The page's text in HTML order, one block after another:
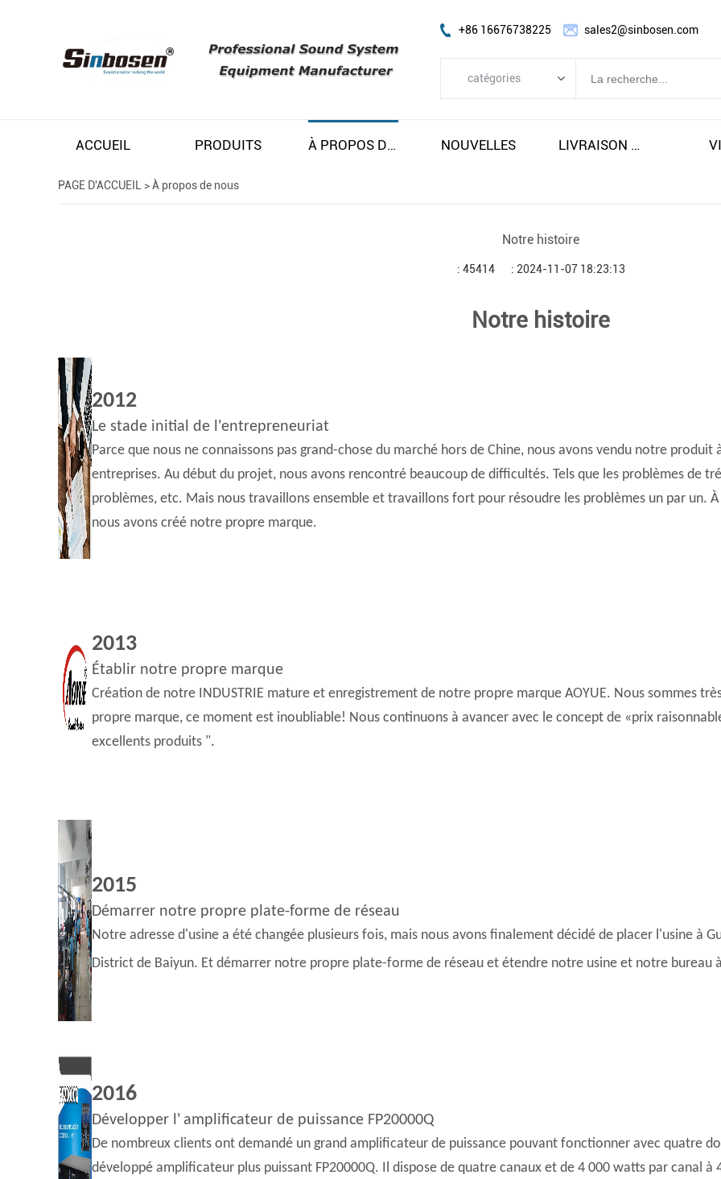
+86 16676738225 sales2@sinbosen.com
catégories
AMPLIFICATEUR FP
Haut-parleur coaxial
COMBINAISON AUDIO
ACCUEIL PRODUITS À PROPOS DE NOUS NOUVELLES LIVRAISON GRATUITE ET TAXES
PAGE D'ACCUEIL >À propos de nous
Notre histoire
: 45414 : 2024-11-07 18:23:13
Notre histoire
2012
Le stade initial de l'entrepreneuriat
Parce que nous ne connaissons pas grand-chose du marché hors de Chine, nous avons vendu notre
entreprises. Au début du projet, nous avons rencontré beaucoup de difficultés. Tels que les problèmes de
problèmes, etc. Mais nous travaillons ensemble et travaillons fort pour résoudre les problèmes un par un.
nous avons créé notre propre marque.
2013
Établir notre propre marque
Création de notre INDUSTRIE mature et enregistrement de notre propre marque AOYUE. Nous sommes
propre marque, ce moment est inoubliable! Nous continuons à avancer avec le concept de «prix
excellents produits ".
2015
Démarrer notre propre plate-forme de réseau
Notre adresse d'usine a été changée plusieurs fois, mais nous avons finalement décidé de placer l'usine à
District de Baiyun. Et démarrer notre propre plate-forme de réseau et étendre notre usine et notre bureau
2016
Développer l' amplificateur de puissance FP20000Q
De nombreux clients ont demandé un grand amplificateur de puissance pouvant fonctionner avec quatre
développé amplificateur plus puissant FP20000Q. Il dispose de quatre canaux et de 4 000 watts par canal à